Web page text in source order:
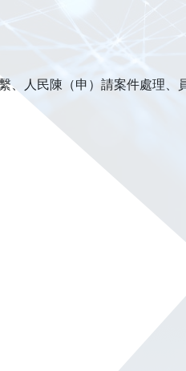
、人民陳（申）請案件處理、